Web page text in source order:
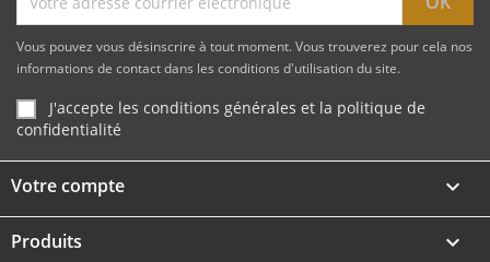
Vous pouvez vous désinscrire à tout moment. Vous trouverez pour cela nos
informations de contact dans les conditions d'utilisation du site.
J'accepte les conditions générales et la politique de
confidentialité
Votre compte 
Produits 